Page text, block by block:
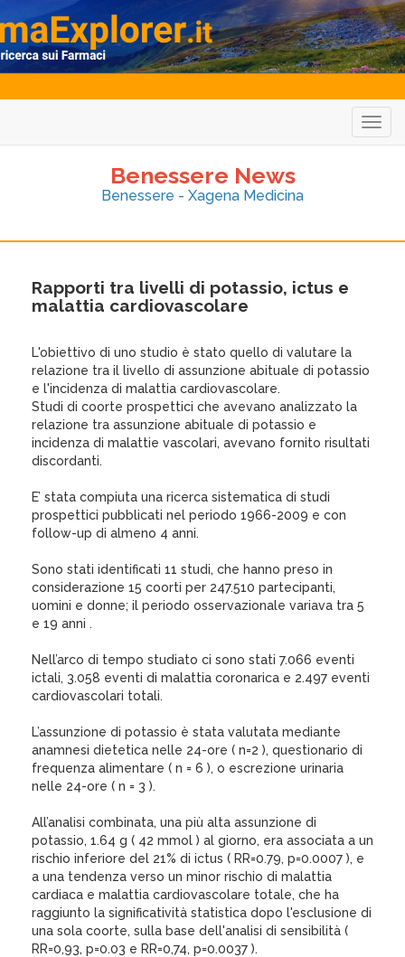
Benessere News
Benessere - Xagena Medicina
Rapporti tra livelli di potassio, ictus e
malattia cardiovascolare
L'obiettivo di uno studio è stato quello di valutare la
relazione tra il livello di assunzione abituale di potassio
e l'incidenza di malattia cardiovascolare.
Studi di coorte prospettici che avevano analizzato la
relazione tra assunzione abituale di potassio e
incidenza di malattie vascolari, avevano fornito risultati
discordanti.
E’ stata compiuta una ricerca sistematica di studi
prospettici pubblicati nel periodo 1966-2009 e con
follow-up di almeno 4 anni.
Sono stati identificati 11 studi, che hanno preso in
considerazione 15 coorti per 247.510 partecipanti,
uomini e donne; il periodo osservazionale variava tra 5
e 19 anni .
Nell’arco di tempo studiato ci sono stati 7.066 eventi
ictali, 3.058 eventi di malattia coronarica e 2.497 eventi
cardiovascolari totali.
L’assunzione di potassio è stata valutata mediante
anamnesi dietetica nelle 24-ore ( n=2 ), questionario di
frequenza alimentare ( n = 6 ), o escrezione urinaria
nelle 24-ore ( n = 3 ).
All’analisi combinata, una più alta assunzione di
potassio, 1.64 g ( 42 mmol ) al giorno, era associata a un
rischio inferiore del 21% di ictus ( RR=0.79, p=0.0007 ), e
a una tendenza verso un minor rischio di malattia
cardiaca e malattia cardiovascolare totale, che ha
raggiunto la significatività statistica dopo l'esclusione di
una sola coorte, sulla base dell'analisi di sensibilità (
RR=0,93, p=0.03 e RR=0,74, p=0.0037 ).